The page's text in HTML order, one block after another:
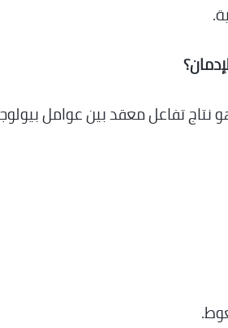
نتاج تفاعل معقد بين عوامل